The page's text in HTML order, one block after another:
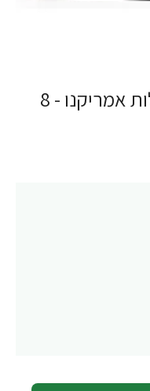
ארומה אספרסו בר קפסולות אמריקנו - 8